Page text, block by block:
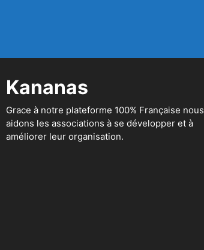
Kananas
Grace à notre plateforme 100% Française nous
aidons les associations à se développer et à
améliorer leur organisation.